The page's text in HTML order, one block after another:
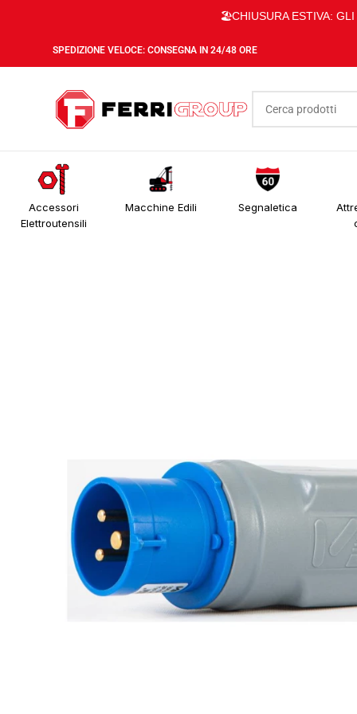
🏖️CHIUSURA ESTIVA: GLI
SPEDIZIONE VELOCE: CONSEGNA IN 24/48 ORE
Accessori
Elettroutensili
Macchine Edili Segnaletica